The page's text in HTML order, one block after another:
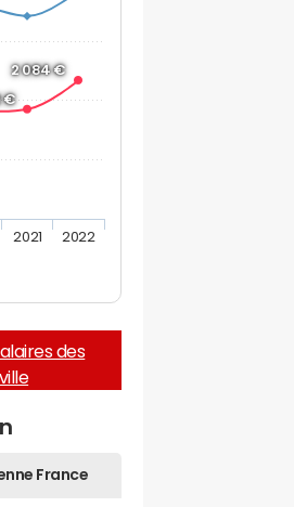
€
2 084 €
2021 2022
des
France